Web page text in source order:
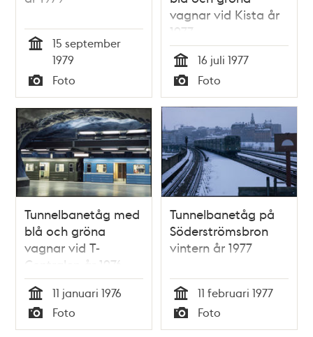
15 september
1979
Typ
Foto
vagnar vid Kista år
1977
Tid
16 juli 1977
Typ
Foto
Tunnelbanetåg med
blå och gröna
vagnar vid T-
Centralen år 1976
Tid
11 januari 1976
Typ
Foto
Tunnelbanetåg på
Söderströmsbron
vintern år 1977
Tid
11 februari 1977
Typ
Foto